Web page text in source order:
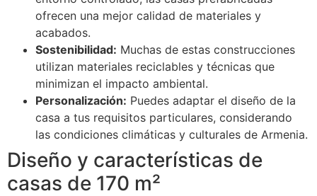
ofrecen una mejor calidad de materiales y
acabados.
Sostenibilidad: Muchas de estas construcciones
utilizan materiales reciclables y técnicas que
minimizan el impacto ambiental.
Personalización: Puedes adaptar el diseño de la
casa a tus requisitos particulares, considerando
las condiciones climáticas y culturales de Armenia.
Diseño y características de
casas de 170 m²